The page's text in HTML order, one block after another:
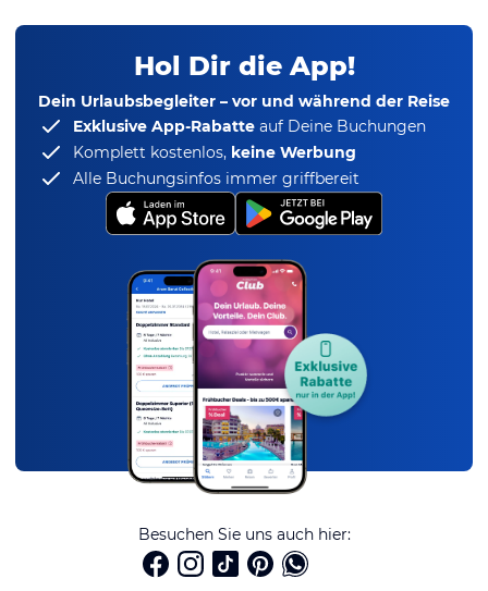
Hol Dir die App!
Dein Urlaubsbegleiter – vor und während der Reise
Exklusive App-Rabatte auf Deine Buchungen
Komplett kostenlos, keine Werbung
Alle Buchungsinfos immer griffbereit
Besuchen Sie uns auch hier: